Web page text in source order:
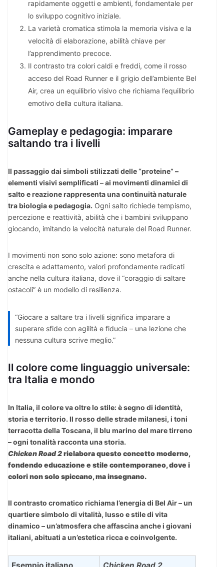
rapidamente oggetti e ambienti, fondamentale per
lo sviluppo cognitivo iniziale.
La varietà cromatica stimola la memoria visiva e la
velocità di elaborazione, abilità chiave per
l’apprendimento precoce.
Il contrasto tra colori caldi e freddi, come il rosso
acceso del Road Runner e il grigio dell’ambiente Bel
Air, crea un equilibrio visivo che richiama l’equilibrio
emotivo della cultura italiana.
Gameplay e pedagogia: imparare
saltando tra i livelli
Il passaggio dai simboli stilizzati delle “proteine” –
elementi visivi semplificati – ai movimenti dinamici di
salto e reazione rappresenta una continuità naturale
tra biologia e pedagogia. Ogni salto richiede tempismo,
percezione e reattività, abilità che i bambini sviluppano
giocando, imitando la velocità naturale del Road Runner.
I movimenti non sono solo azione: sono metafora di
crescita e adattamento, valori profondamente radicati
anche nella cultura italiana, dove il “coraggio di saltare
ostacoli” è un modello di resilienza.
“Giocare a saltare tra i livelli significa imparare a
superare sfide con agilità e fiducia – una lezione che
nessuna cultura scrive meglio.”
Il colore come linguaggio universale:
tra Italia e mondo
In Italia, il colore va oltre lo stile: è segno di identità,
storia e territorio. Il rosso delle strade milanesi, i toni
terracotta della Toscana, il blu marino del mare tirreno
– ogni tonalità racconta una storia.
Chicken Road 2rielabora questo concetto moderno,
fondendo educazione e stile contemporaneo, dove i
colori non solo spiccano, ma insegnano.
Il contrasto cromatico richiama l’energia di Bel Air – un
quartiere simbolo di vitalità, lusso e stile di vita
dinamico – un’atmosfera che affascina anche i giovani
italiani, abituati a un’estetica ricca e coinvolgente.